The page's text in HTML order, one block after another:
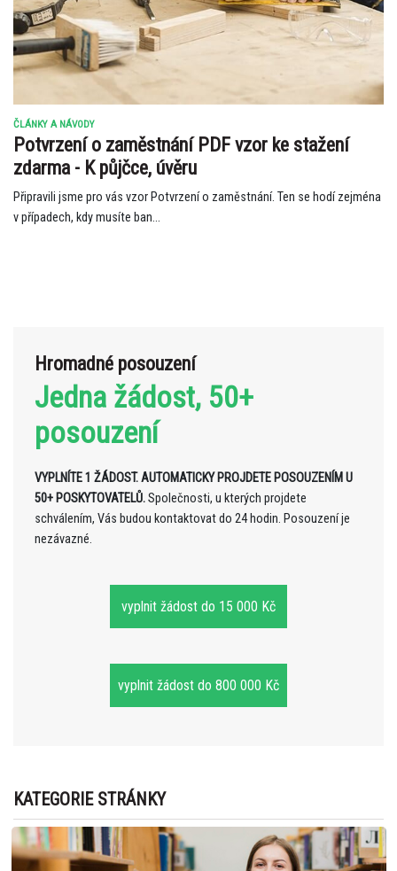
ČLÁNKY A NÁVODY
Potvrzení o zaměstnání PDF vzor ke stažení
zdarma - K půjčce, úvěru
Připravili jsme pro vás vzor Potvrzení o zaměstnání. Ten se hodí zejména
v případech, kdy musíte ban...
Hromadné posouzení
Jedna žádost, 50+
posouzení
VYPLNÍTE 1 ŽÁDOST. AUTOMATICKY PROJDETE POSOUZENÍM U
50+ POSKYTOVATELŮ.Společnosti, u kterých projdete
schválením, Vás budou kontaktovat do 24 hodin. Posouzení je
nezávazné.
vyplnit žádost do 15 000 Kč
vyplnit žádost do 800 000 Kč
KATEGORIE STRÁNKY